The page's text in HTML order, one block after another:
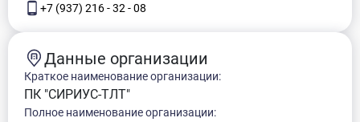
+7 (937) 216 - 32 - 08
Данные организации
Краткое наименование организации:
ПК "СИРИУС-ТЛТ"
Полное наименование организации: